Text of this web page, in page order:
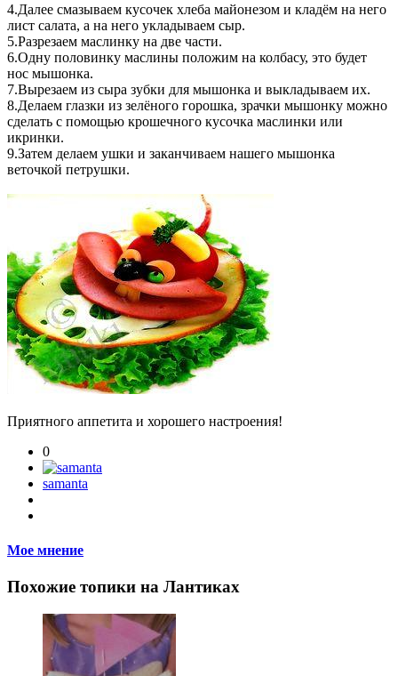
4.Далее смазываем кусочек хлеба майонезом и кладём на него
лист салата, а на него укладываем сыр.
5.Разрезаем маслинку на две части.
6.Одну половинку маслины положим на колбасу, это будет
нос мышонка.
7.Вырезаем из сыра зубки для мышонка и выкладываем их.
8.Делаем глазки из зелёного горошка, зрачки мышонку можно
сделать с помощью крошечного кусочка маслинки или
икринки.
9.Затем делаем ушки и заканчиваем нашего мышонка
веточкой петрушки.
Приятного аппетита и хорошего настроения!
0
samanta
Мое мнение
Похожие топики на Лантиках